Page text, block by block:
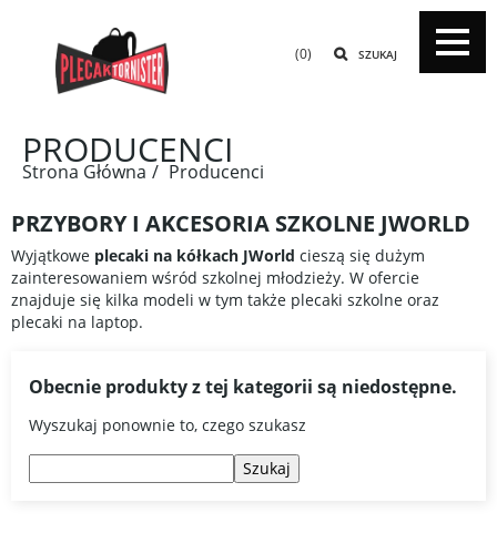
SZUKAJ
(0)
PRODUCENCI
Strona Główna Producenci
PRZYBORY I AKCESORIA SZKOLNE JWORLD
Wyjątkowe plecaki na kółkach JWorld cieszą się dużym
zainteresowaniem wśród szkolnej młodzieży. W ofercie
znajduje się kilka modeli w tym także plecaki szkolne oraz
plecaki na laptop.
Obecnie produkty z tej kategorii są niedostępne.
Wyszukaj ponownie to, czego szukasz
Szukaj